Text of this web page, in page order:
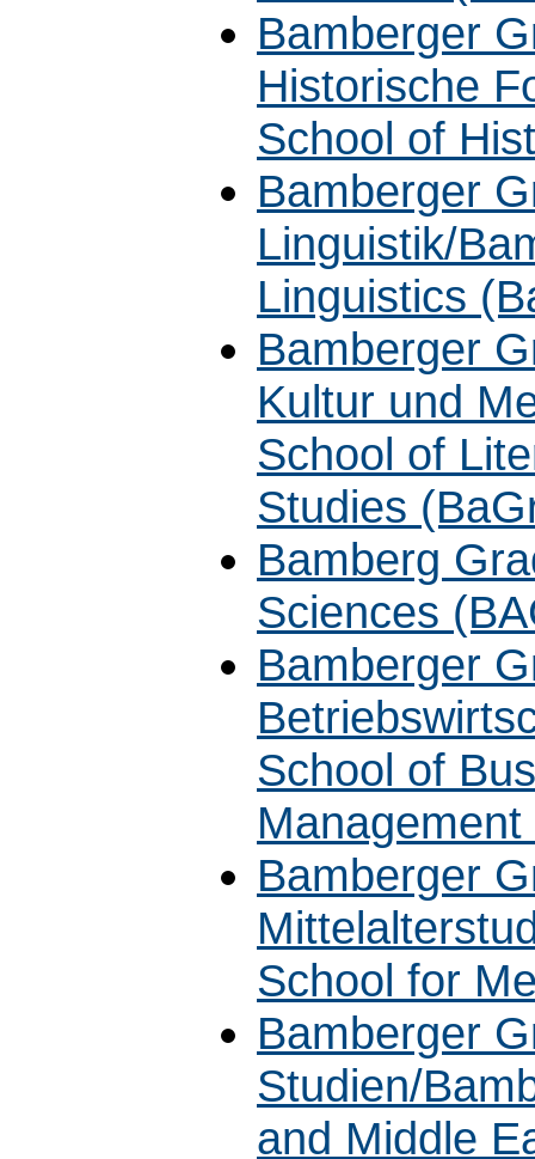
Bamberger
Historische
School of
Bamberger
Linguistik/
Linguistics
Bamberger
Kultur und
School of
Studies
Bamberg
Sciences
Bamberger
School of
Bamberger
School for
Bamberger
Studien/
and Middle